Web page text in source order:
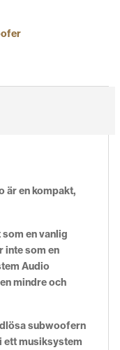
är en kompakt,
en vanlig
inte som en
Audio
mindre och
subwoofern
ett musiksystem